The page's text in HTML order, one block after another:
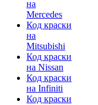
на
Mercedes
Код краски
на
Mitsubishi
Код краски
на Nissan
Код краски
на Infiniti
Код краски